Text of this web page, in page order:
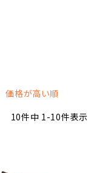
価格が高い順
10件中 1-10件表示